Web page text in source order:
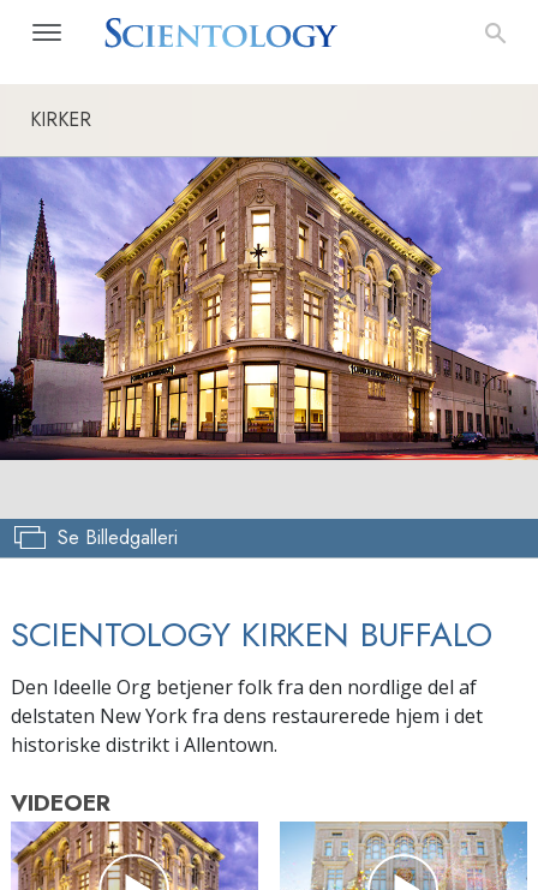
KIRKER
Se Billedgalleri
SCIENTOLOGY KIRKEN BUFFALO
Den Ideelle Org betjener folk fra den nordlige del af
delstaten New York fra dens restaurerede hjem i det
historiske distrikt i Allentown.
VIDEOER